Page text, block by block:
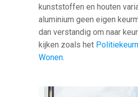
kunststoffen en houten
aluminium geen eigen
dan verstandig om naar
kijken zoals het
Wonen.